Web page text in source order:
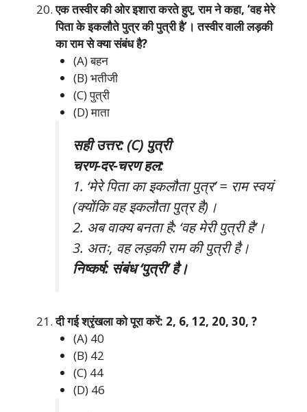
एक तस्वीर की ओर इशारा करते हुए, राम ने कहा, ‘वह मेरे
पिता के इकलौते पुत्र की पुत्री है’। तस्वीर वाली लड़की
का राम से क्या संबंध है?
(A) बहन
(B) भतीजी
(C) पुत्री
(D) माता
सही उत्तर: (C) पुत्री
चरण-दर-चरण हल:
1. ‘मेरे पिता का इकलौता पुत्र’ = राम स्वयं
(क्योंकि वह इकलौता पुत्र है)।
2. अब वाक्य बनता है: ‘वह मेरी पुत्री है’।
3. अतः, वह लड़की राम की पुत्री है।
निष्कर्ष: संबंध ‘पुत्री’ है।
दी गई श्रृंखला को पूरा करें: 2, 6, 12, 20, 30, ?
(A) 40
(B) 42
(C) 44
(D) 46